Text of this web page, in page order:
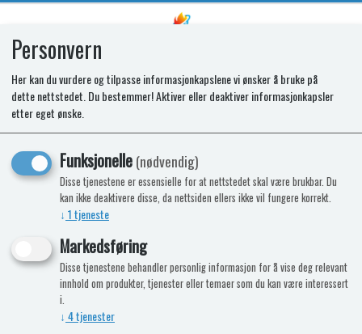
REAR INFILL. 96mm. BLACK.
K15210. 1pc. MOQ 110
Personvern
Her kan du vurdere og tilpasse informasjonkapslene vi ønsker å bruke på
dette nettstedet. Du bestemmer! Aktiver eller deaktiver informasjonkapsler
etter eget ønske.
Funksjonelle(nødvendig)
Disse tjenestene er essensielle for at nettstedet skal være brukbar. Du
kan ikke deaktivere disse, da nettsiden ellers ikke vil fungere korrekt.
↓ 1tjeneste
Markedsføring
Disse tjenestene behandler personlig informasjon for å vise deg relevant
innhold om produkter, tjenester eller temaer som du kan være interessert
i.
↓ 4tjenester